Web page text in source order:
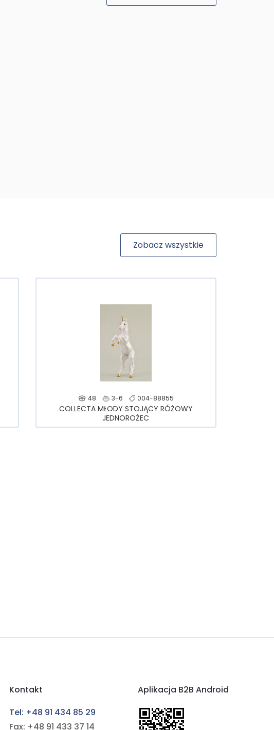
Zobacz wszystkie
48 3-6 004-88855
COLLECTA MŁODY STOJĄCY RÓŻOWY
JEDNOROŻEC
Kontakt
Tel: +48 91 434 85 29
Fax: +48 91 433 37 14
Aplikacja B2B Android